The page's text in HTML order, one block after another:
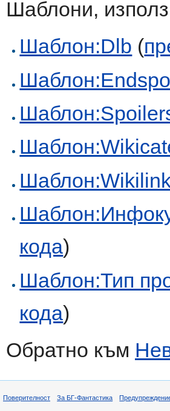
Шаблони,
Шаблон:Dlb (
кода)
Шаблон:Тип
кода)
Обратно към
Поверителност За БГ-Фантастика